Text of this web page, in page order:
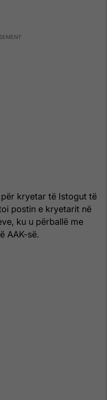
kryetar të Istogut të
postin e kryetarit në
ku u përballë me
AAK-së.